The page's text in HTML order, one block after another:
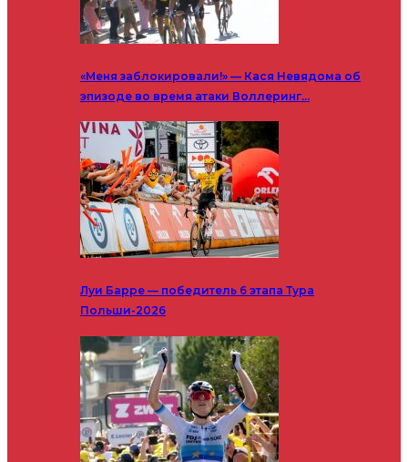
«Меня заблокировали!» — Кася Невядома об
эпизоде во время атаки Воллеринг…
Луи Барре — победитель 6 этапа Тура
Польши-2026